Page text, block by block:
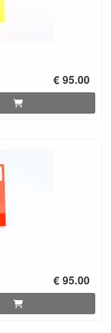
€ 95.00
€ 95.00